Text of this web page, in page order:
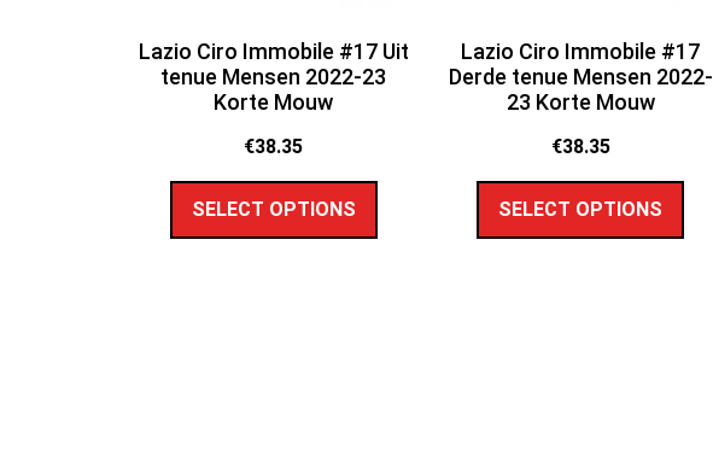
Lazio Ciro Immobile #17 Uit
tenue Mensen 2022-23
Korte Mouw
€38.35
SELECT OPTIONS
Lazio Ciro Immobile #17
Derde tenue Mensen 2022-
23 Korte Mouw
€38.35
SELECT OPTIONS